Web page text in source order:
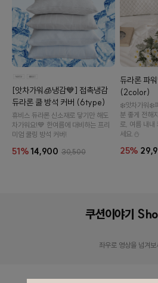
[앗차가워🧊냉감💙] 접촉냉감
듀라론 쿨 방석 커버 (6type)
휴비스 듀라론 신소재로 닿기만 해도
차가워요!💙 한여름에 대비하는 프리
미엄 쿨링 방석 커버!
51%14,900 30,500
듀라론 파
(2color)
❄️앗차가워❄️
분 좋게 전해
로, 여름 내내
세요.⛄
25%
쿠션이야기
19,900원25%14,900원
좌우로 영상을 넘겨보